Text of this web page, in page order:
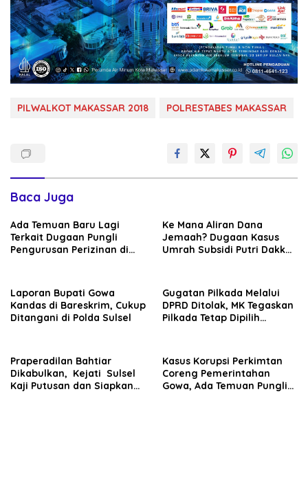
PILWALKOT MAKASSAR 2018 POLRESTABES MAKASSAR
Baca Juga
Ada Temuan Baru Lagi
Terkait Dugaan Pungli
Pengurusan Perizinan di
Ke Mana Aliran Dana
Jemaah? Dugaan Kasus
Umrah Subsidi Putri Dakka
Laporan Bupati Gowa
Kandas di Bareskrim, Cukup
Ditangani di Polda Sulsel
Gugatan Pilkada Melalui
DPRD Ditolak, MK Tegaskan
Pilkada Tetap Dipilih
Praperadilan Bahtiar
Dikabulkan, Kejati Sulsel
Kaji Putusan dan Siapkan
Kasus Korupsi Perkimtan
Coreng Pemerintahan
Gowa, Ada Temuan Pungli